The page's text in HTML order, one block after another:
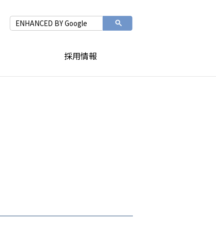
採用情報